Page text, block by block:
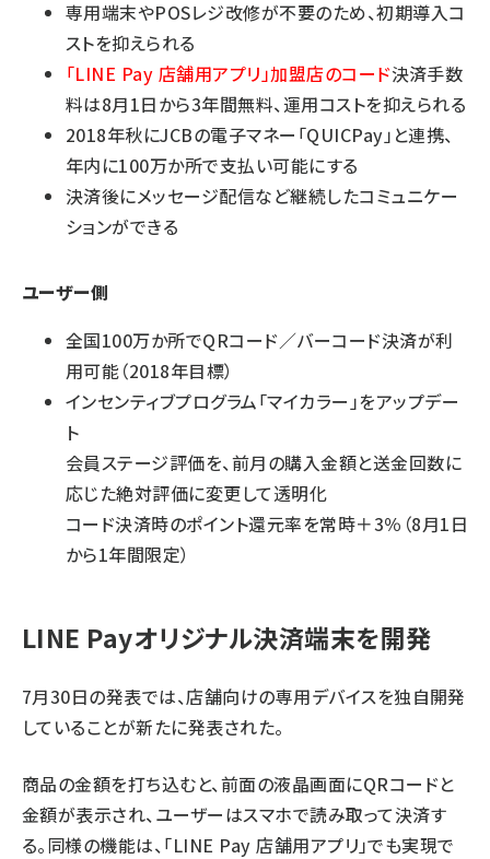
専用端末やPOSレジ改修が不要のため、初期導入コ
ストを抑えられる
「LINE Pay 店舗用アプリ」加盟店のコード決済手数
料は8月1日から3年間無料、運用コストを抑えられる
2018年秋にJCBの電子マネー「QUICPay」と連携、
年内に100万か所で支払い可能にする
決済後にメッセージ配信など継続したコミュニケー
ションができる
ユーザー側
全国100万か所でQRコード／バーコード決済が利
用可能（2018年目標）
インセンティブプログラム「マイカラー」をアップデー
ト
会員ステージ評価を、前月の購入金額と送金回数に
応じた絶対評価に変更して透明化
コード決済時のポイント還元率を常時＋3％（8月1日
から1年間限定）
LINE Payオリジナル決済端末を開発
7月30日の発表では、店舗向けの専用デバイスを独自開発
していることが新たに発表された。
商品の金額を打ち込むと、前面の液晶画面にQRコードと
金額が表示され、ユーザーはスマホで読み取って決済す
る。同様の機能は、「LINE Pay 店舗用アプリ」でも実現で